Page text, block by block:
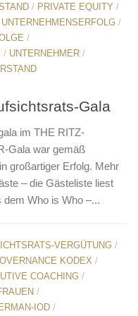
/ PRIVATE EQUITY /
UNTERNEHMENSERFOLG /
/
/ UNTERNEHMER /
Gala
im THE RITZ-
Gala war gemäß
großartiger Erfolg. Mehr
– die Gästeliste liest
Who is Who –...
VERGÜTUNG /
KODEX /
COACHING /
/
IOD /